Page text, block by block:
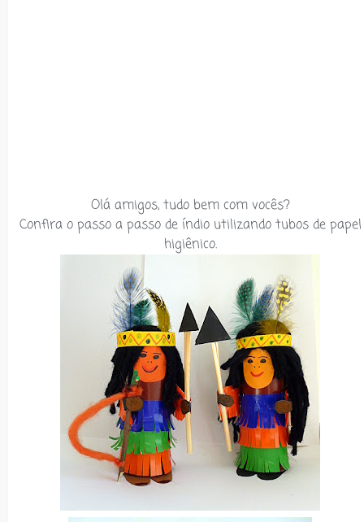
Olá amigos, tudo bem com vocês?
Confira o passo a passo de índio utilizando tubos de papel
higiênico.